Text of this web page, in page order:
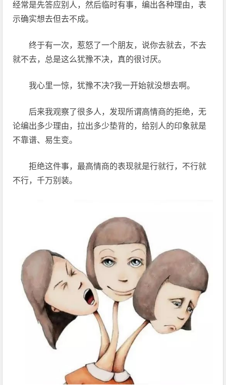
经常是先答应别人，然后临时有事，编出各种理由，表
示确实想去但去不成。
终于有一次，惹怒了一个朋友，说你去就去，不去
就不去，总是这么犹豫不决，真的很讨厌。
我心里一惊，犹豫不决?我一开始就没想去啊。
后来我观察了很多人，发现所谓高情商的拒绝，无
论编出多少理由，拉出多少垫背的，给别人的印象就是
不靠谱、易生变。
拒绝这件事，最高情商的表现就是行就行，不行就
不行，千万别装。